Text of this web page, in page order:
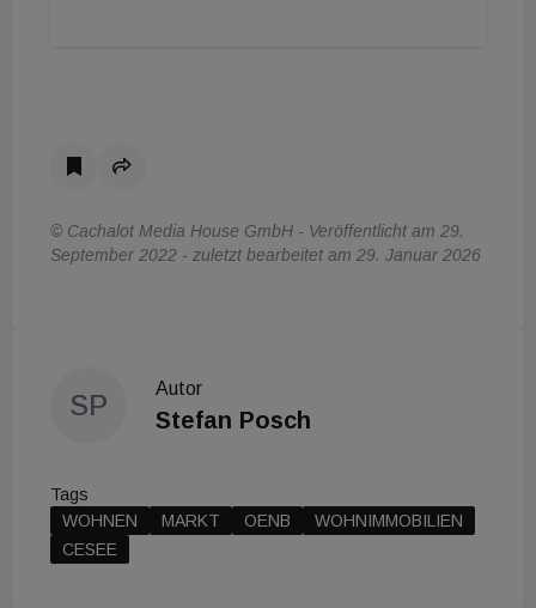
© Cachalot Media House GmbH - Veröffentlicht am 29.
September 2022 - zuletzt bearbeitet am 29. Januar 2026
SP
Autor
Stefan Posch
Tags
WOHNEN
MARKT OENB
WOHNIMMOBILIEN
CESEE